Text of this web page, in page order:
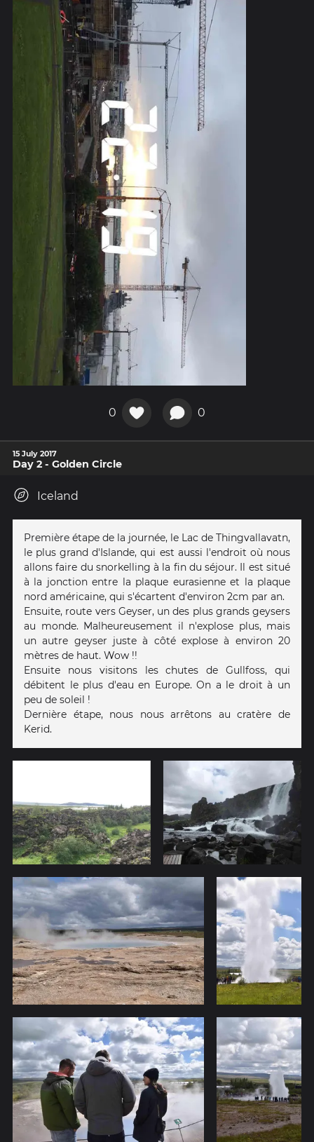
0 0
15 July 2017
Day 2 - Golden Circle
Iceland
Première étape de la journée, le Lac de Thingvallavatn,
le plus grand d'Islande, qui est aussi l'endroit où nous
allons faire du snorkelling à la fin du séjour. Il est situé
à la jonction entre la plaque eurasienne et la plaque
nord américaine, qui s'écartent d'environ 2cm par an.
Ensuite, route vers Geyser, un des plus grands geysers
au monde. Malheureusement il n'explose plus, mais
un autre geyser juste à côté explose à environ 20
mètres de haut. Wow !!
Ensuite nous visitons les chutes de Gullfoss, qui
débitent le plus d'eau en Europe. On a le droit à un
peu de soleil !
Dernière étape, nous nous arrêtons au cratère de
Kerid.